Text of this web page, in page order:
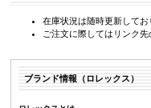
在庫状況は随時更新して
ご注文に際してはリンク
ブランド情報（ロレックス）